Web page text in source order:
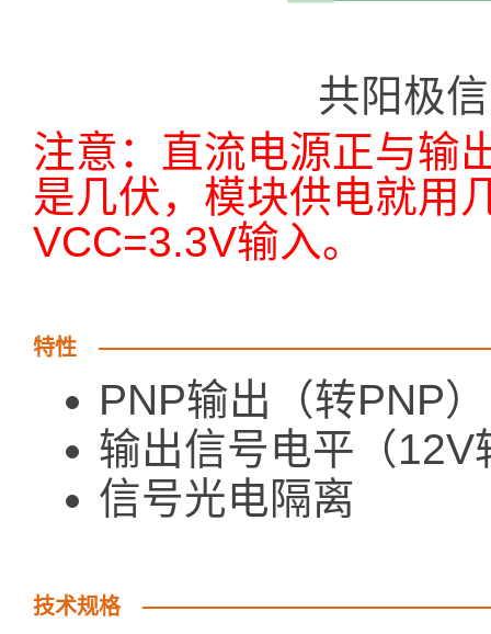
共阳极
注意：直流电源正与输
是几伏，模块供电就用
VCC=3.3V输入。
特性
PNP输出（转PNP）
输出信号电平（12V
信号光电隔离
技术规格